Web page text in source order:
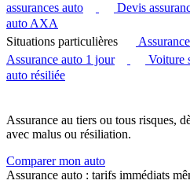
assurances auto
Devis
auto AXA
Situations particulières
Assurance auto 1 jour
Voiture
auto résiliée
Assurance au tiers ou tous risques,
avec malus ou résiliation.
Comparer mon auto
Assurance auto : tarifs immédiats